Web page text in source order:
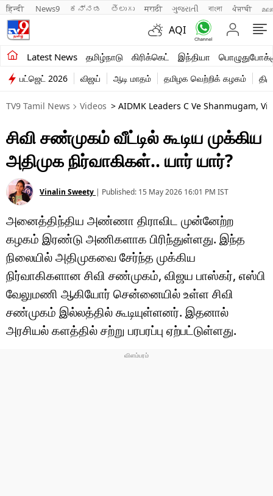
हिन्दी News9 ಕನ್ನಡ తెలుగు मराठी ગુજરાતી বাংলা ਪੰਜਾਬੀ
AQI
Latest News தமிழ்நாடு கிரிக்கெட் இந்தியா
சமீபத்திய செய்திகள்
தமிழ்நாடு
இந்தியா
உலகம்
விளையாட்டு
பொழுதுபோக்கு
லைஃப்ஸ்டைல்
வணிகம்
டெக்னாலஜி
ஆன்மீகம்
வைரல்
பட்ஜெட் 2026 விஜய் ஆடி மாதம் தமிழக வெற்றிக் கழகம்
TV9 Tamil News Videos > AIDMK Leaders C Ve Shanmugam,
சிவி சண்முகம் வீட்டில் கூடிய முக்கிய
அதிமுக நிர்வாகிகள்.. யார் யார்?
Vinalin Sweety | Published: 15 May 2026 16:01 PM IST
அனைத்திந்திய அண்ணா திராவிட முன்னேற்ற
கழகம் இரண்டு அணிகளாக பிரிந்துள்ளது. இந்த
நிலையில் அதிமுகவை சேர்ந்த முக்கிய
நிர்வாகிகளான சிவி சண்முகம், விஜய பாஸ்கர், எஸ்பி
வேலுமணி ஆகியோர் சென்னையில் உள்ள சிவி
சண்முகம் இல்லத்தில் கூடியுள்ளனர். இதனால்
அரசியல் களத்தில் சற்று பரபரப்பு ஏற்பட்டுள்ளது.